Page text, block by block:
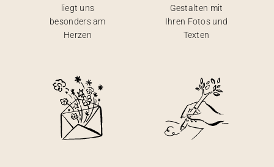
liegt uns
besonders am
Herzen
Gestalten mit
Ihren Fotos und
Texten